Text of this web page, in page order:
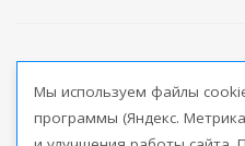
Мы используем файлы
программы (Яндекс.